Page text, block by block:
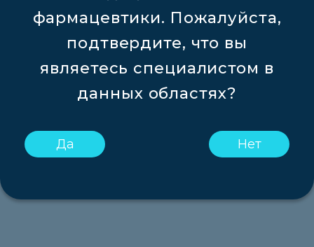
фармацевтики. Пожалуйста,
подтвердите, что вы
являетесь специалистом в
данных областях?
Да Нет